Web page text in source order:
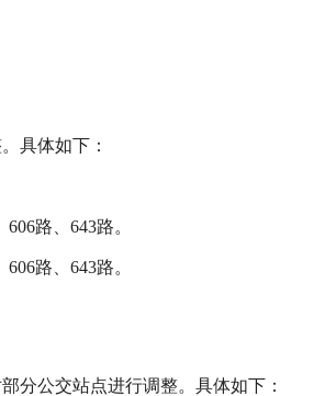
具体如下：
路、643路。
路、643路。
分公交站点进行调整。具体如下：